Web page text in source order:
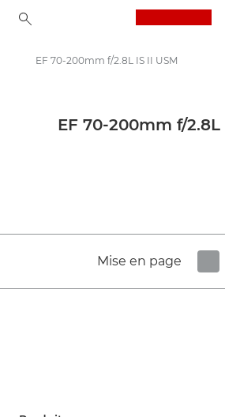
Objectifs pour appareil photo Canon
EF 70-200mm f/2.8L IS II USM
EF 70-200mm f/2.8L
Mise en page